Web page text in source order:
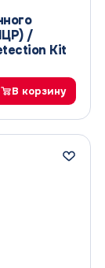
/
Kit
В корзину